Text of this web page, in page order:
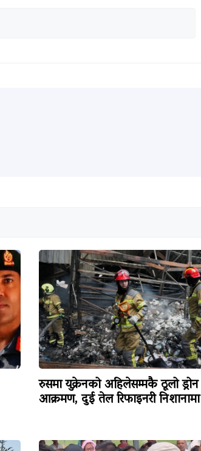
रुसमा युक्रेनको अहिलेसम्मकै ठूलो ड्रोन
आक्रमण, दुई तेल रिफाइनरी निशानामा